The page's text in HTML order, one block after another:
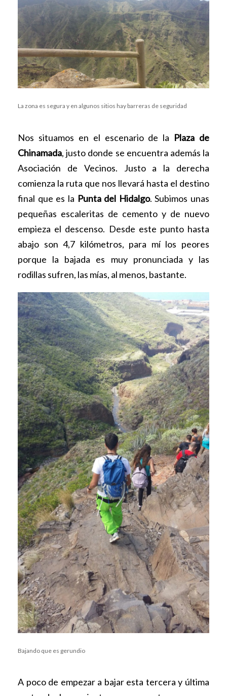
La zona es segura y en algunos sitios hay barreras de seguridad
Nos situamos en el escenario de la Plaza de
Chinamada, justo donde se encuentra además la
Asociación de Vecinos. Justo a la derecha
comienza la ruta que nos llevará hasta el destino
final que es la Punta del Hidalgo. Subimos unas
pequeñas escaleritas de cemento y de nuevo
empieza el descenso. Desde este punto hasta
abajo son 4,7 kilómetros, para mí los peores
porque la bajada es muy pronunciada y las
rodillas sufren, las mías, al menos, bastante.
Bajando que es gerundio
A poco de empezar a bajar esta tercera y última